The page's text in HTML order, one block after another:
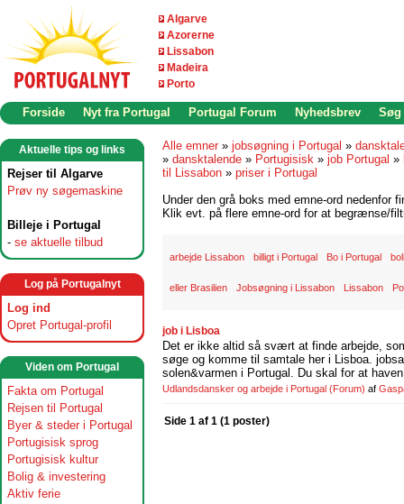
Algarve
Azorerne
Lissabon
Madeira
Porto
Forside Nyt fra Portugal Portugal Forum Nyhedsbrev Søg
Aktuelle tips og links
Rejser til Algarve
Prøv ny søgemaskine
Billeje i Portugal
- se aktuelle tilbud
Log på Portugalnyt
Log ind
Opret Portugal-profil
Viden om Portugal
Fakta om Portugal
Rejsen til Portugal
Byer & steder i Portugal
Portugisisk sprog
Portugisisk kultur
Bolig & investering
Aktiv ferie
Alle emner » jobsøgning i Portugal »
» dansktalende » Portugisisk » job Portugal »
til Lissabon » priser i Portugal
Under den grå boks med emne-ord nedenfor
Klik evt. på flere emne-ord for at begrænse/
arbejde Lissabon billigt i Portugal Bo i Portugal
eller Brasilien Jobsøgning i Lissabon Lissabon
job i Lisboa
Det er ikke altid så svært at finde arbejde,
søge og komme til samtale her i Lisboa.
solen&varmen i Portugal. Du skal for at
Udlandsdansker og arbejde i Portugal (Forum) af
Side 1 af 1 (1 poster)